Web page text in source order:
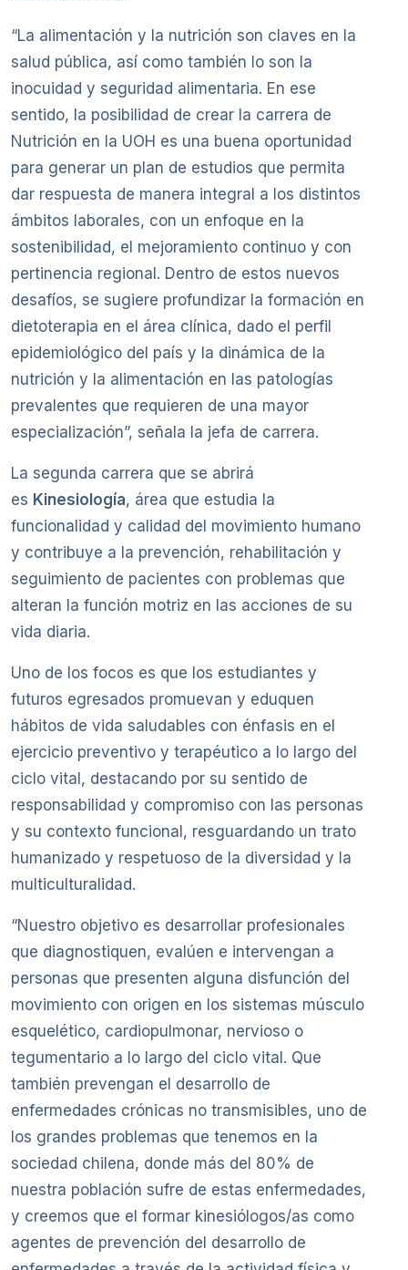
“La alimentación y la nutrición son claves en la
salud pública, así como también lo son la
inocuidad y seguridad alimentaria. En ese
sentido, la posibilidad de crear la carrera de
Nutrición en la UOH es una buena oportunidad
para generar un plan de estudios que permita
dar respuesta de manera integral a los distintos
ámbitos laborales, con un enfoque en la
sostenibilidad, el mejoramiento continuo y con
pertinencia regional. Dentro de estos nuevos
desafíos, se sugiere profundizar la formación en
dietoterapia en el área clínica, dado el perfil
epidemiológico del país y la dinámica de la
nutrición y la alimentación en las patologías
prevalentes que requieren de una mayor
especialización”, señala la jefa de carrera.
La segunda carrera que se abrirá
es Kinesiología, área que estudia la
funcionalidad y calidad del movimiento humano
y contribuye a la prevención, rehabilitación y
seguimiento de pacientes con problemas que
alteran la función motriz en las acciones de su
vida diaria.
Uno de los focos es que los estudiantes y
futuros egresados promuevan y eduquen
hábitos de vida saludables con énfasis en el
ejercicio preventivo y terapéutico a lo largo del
ciclo vital, destacando por su sentido de
responsabilidad y compromiso con las personas
y su contexto funcional, resguardando un trato
humanizado y respetuoso de la diversidad y la
multiculturalidad.
“Nuestro objetivo es desarrollar profesionales
que diagnostiquen, evalúen e intervengan a
personas que presenten alguna disfunción del
movimiento con origen en los sistemas músculo
esquelético, cardiopulmonar, nervioso o
tegumentario a lo largo del ciclo vital. Que
también prevengan el desarrollo de
enfermedades crónicas no transmisibles, uno de
los grandes problemas que tenemos en la
sociedad chilena, donde más del 80% de
nuestra población sufre de estas enfermedades,
y creemos que el formar kinesiólogos/as como
agentes de prevención del desarrollo de